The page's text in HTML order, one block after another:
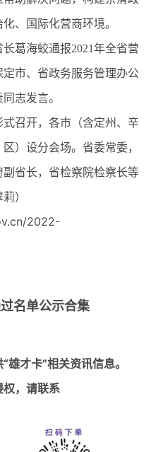
、国际化营商环境。
葛海蛟通报2021年全省营
市、省政务服务管理办公
志发言。
召开，各市（含定州、辛
）设分会场。省委常委，
省长，省检察院检察长等
）
2022-
名单公示合集
雄才卡”相关资讯信息。
权，请联系